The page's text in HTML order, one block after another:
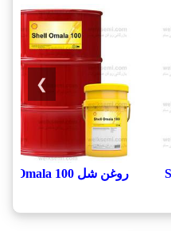
روغن شل Shell Omala 100
❯